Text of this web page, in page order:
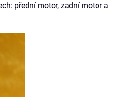
přední motor, zadní motor a